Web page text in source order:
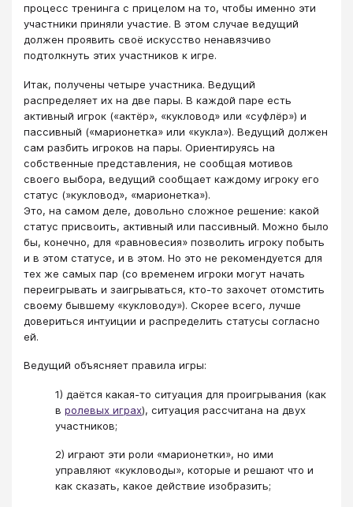
процесс тренинга с прицелом на то, чтобы именно эти
участники приняли участие. В этом случае ведущий
должен проявить своё искусство ненавязчиво
подтолкнуть этих участников к игре.
Итак, получены четыре участника. Ведущий
распределяет их на две пары. В каждой паре есть
активный игрок («актёр», «кукловод» или «суфлёр») и
пассивный («марионетка» или «кукла»). Ведущий должен
сам разбить игроков на пары. Ориентируясь на
собственные представления, не сообщая мотивов
своего выбора, ведущий сообщает каждому игроку его
статус (»кукловод», «марионетка»).
Это, на самом деле, довольно сложное решение: какой
статус присвоить, активный или пассивный. Можно было
бы, конечно, для «равновесия» позволить игроку побыть
и в этом статусе, и в этом. Но это не рекомендуется для
тех же самых пар (со временем игроки могут начать
переигрывать и заигрываться, кто-то захочет отомстить
своему бывшему «кукловоду»). Скорее всего, лучше
довериться интуиции и распределить статусы согласно
ей.
Ведущий объясняет правила игры:
1) даётся какая-то ситуация для проигрывания (как
в ролевых играх), ситуация рассчитана на двух
участников;
2) играют эти роли «марионетки», но ими
управляют «кукловоды», которые и решают что и
как сказать, какое действие изобразить;